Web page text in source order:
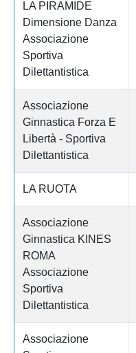
LA PIRAMIDE
Dimensione Danza
Associazione
Sportiva
Dilettantistica
Associazione
Ginnastica Forza E
Libertà - Sportiva
Dilettantistica
LA RUOTA
Associazione
Ginnastica KINES
ROMA
Associazione
Sportiva
Dilettantistica
Associazione